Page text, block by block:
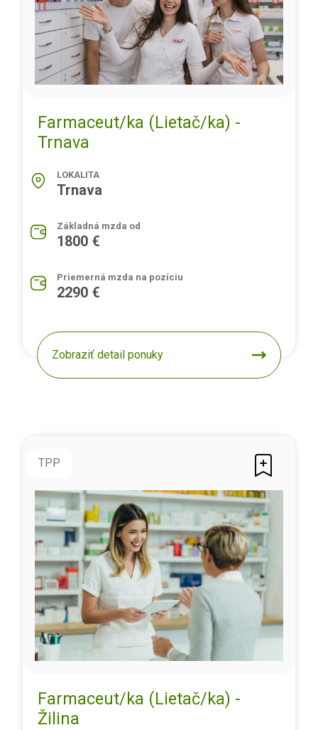
Farmaceut/ka (Lietač/ka) -
Trnava
LOKALITA
Trnava
Základná mzda od
1800 €
Priemerná mzda na pozíciu
2290 €
Zobraziť detail ponuky
TPP
Farmaceut/ka (Lietač/ka) -
Žilina